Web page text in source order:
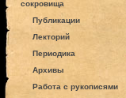
сокровища
Публикации
Лекторий
Периодика
Архивы
Работа с рукописями